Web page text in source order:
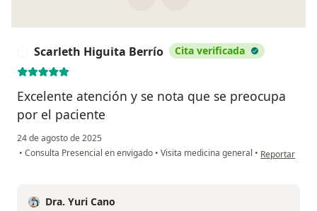
Scarleth Higuita Berrío Cita verificada
Excelente atención y se nota que se preocupa
por el paciente
24 de agosto de 2025
• Consulta Presencial en envigado • Visita medicina general • en opinión
Reportar
Dra. Yuri Cano